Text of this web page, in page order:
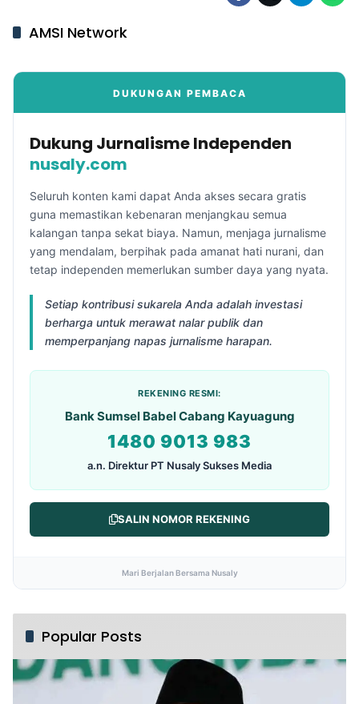
AMSI Network
DUKUNGAN PEMBACA
Dukung Jurnalisme Independen
nusaly.com
Seluruh konten kami dapat Anda akses secara gratis
guna memastikan kebenaran menjangkau semua
kalangan tanpa sekat biaya. Namun, menjaga jurnalisme
yang mendalam, berpihak pada amanat hati nurani, dan
tetap independen memerlukan sumber daya yang nyata.
Setiap kontribusi sukarela Anda adalah investasi
berharga untuk merawat nalar publik dan
memperpanjang napas jurnalisme harapan.
REKENING RESMI:
Bank Sumsel Babel Cabang Kayuagung
1480 9013 983
a.n. Direktur PT Nusaly Sukses Media
SALIN NOMOR REKENING
Mari Berjalan Bersama Nusaly
Popular Posts